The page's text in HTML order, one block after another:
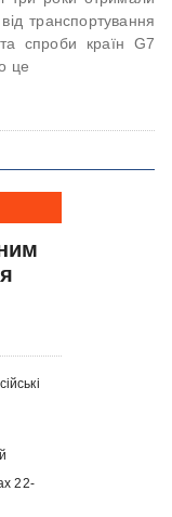
транспортування
спроби країн G7
це
22-